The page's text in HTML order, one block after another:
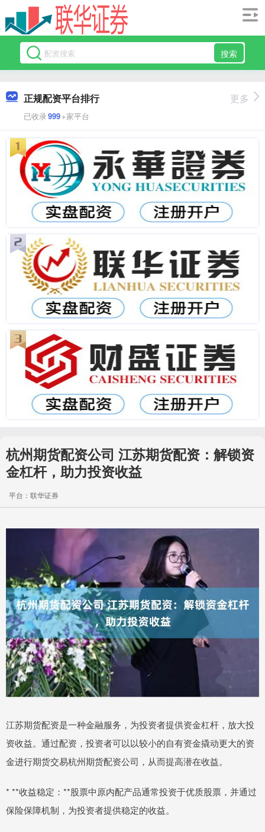
搜索
正规配资平台排行
已收录999+家平台
更多
杭州期货配资公司 江苏期货配资：解锁资
金杠杆，助力投资收益
平台：联华证券
江苏期货配资是一种金融服务，为投资者提供资金杠杆，放大投
资收益。通过配资，投资者可以以较小的自有资金撬动更大的资
金进行期货交易杭州期货配资公司，从而提高潜在收益。
* **收益稳定：**股票中原内配产品通常投资于优质股票，并通过
保险保障机制，为投资者提供稳定的收益。